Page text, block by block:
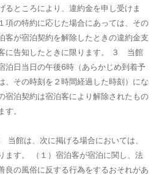
るところにより、違約金を申し受けま
項の特約に応じた場合にあっては、その
客が宿泊契約を解除したときの違約金支
に告知したときに限ります。 ３ 当館
泊日当日の午後6時（あらかじめ到着予
、その時刻を２時間経過した時刻）にな
宿泊契約は宿泊客により解除されたもの
。
当館は、次に掲げる場合においては、
ます。 （１）宿泊客が宿泊に関し、法
良の風俗に反する行為をするおそれがあ